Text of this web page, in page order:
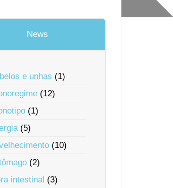
News
e unhas (1)
(12)
(1)
(5)
(10)
(2)
intestinal (3)